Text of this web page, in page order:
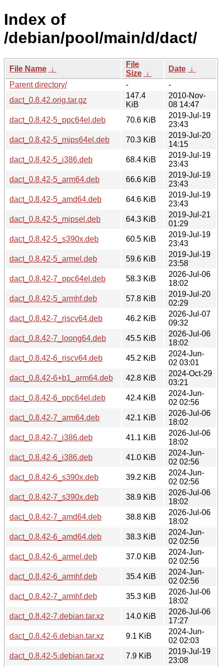
Index of
/debian/pool/main/d/dact/
File Name ↓
File
Size ↓
Date ↓
Parent directory/
-
-
dact_0.8.42.orig.tar.gz
147.4
KiB
2010-Nov-
08 14:47
dact_0.8.42-5_ppc64el.deb
70.6 KiB
2019-Jul-19
23:43
dact_0.8.42-5_mips64el.deb
70.3 KiB
2019-Jul-20
14:15
dact_0.8.42-5_i386.deb
68.4 KiB
2019-Jul-19
23:43
dact_0.8.42-5_arm64.deb
66.6 KiB
2019-Jul-19
23:43
dact_0.8.42-5_amd64.deb
64.6 KiB
2019-Jul-19
23:43
dact_0.8.42-5_mipsel.deb
64.3 KiB
2019-Jul-21
01:29
dact_0.8.42-5_s390x.deb
60.5 KiB
2019-Jul-19
23:43
dact_0.8.42-5_armel.deb
59.6 KiB
2019-Jul-19
23:58
dact_0.8.42-7_ppc64el.deb
58.3 KiB
2026-Jul-06
18:02
dact_0.8.42-5_armhf.deb
57.8 KiB
2019-Jul-20
02:29
dact_0.8.42-7_riscv64.deb
46.2 KiB
2026-Jul-07
09:32
dact_0.8.42-7_loong64.deb
45.5 KiB
2026-Jul-06
18:02
dact_0.8.42-6_riscv64.deb
45.2 KiB
2024-Jun-
02 03:01
dact_0.8.42-6+b1_arm64.deb
42.8 KiB
2024-Oct-29
03:21
dact_0.8.42-6_ppc64el.deb
42.4 KiB
2024-Jun-
02 02:56
dact_0.8.42-7_arm64.deb
42.1 KiB
2026-Jul-06
18:02
dact_0.8.42-7_i386.deb
41.1 KiB
2026-Jul-06
18:02
dact_0.8.42-6_i386.deb
41.0 KiB
2024-Jun-
02 02:56
dact_0.8.42-6_s390x.deb
39.2 KiB
2024-Jun-
02 02:56
dact_0.8.42-7_s390x.deb
38.9 KiB
2026-Jul-06
18:02
dact_0.8.42-7_amd64.deb
38.8 KiB
2026-Jul-06
18:02
dact_0.8.42-6_amd64.deb
38.3 KiB
2024-Jun-
02 02:56
dact_0.8.42-6_armel.deb
37.0 KiB
2024-Jun-
02 02:56
dact_0.8.42-6_armhf.deb
35.4 KiB
2024-Jun-
02 02:56
dact_0.8.42-7_armhf.deb
35.3 KiB
2026-Jul-06
18:02
dact_0.8.42-7.debian.tar.xz
14.0 KiB
2026-Jul-06
17:27
dact_0.8.42-6.debian.tar.xz
9.1 KiB
2024-Jun-
02 02:03
dact_0.8.42-5.debian.tar.xz
7.9 KiB
2019-Jul-19
23:08